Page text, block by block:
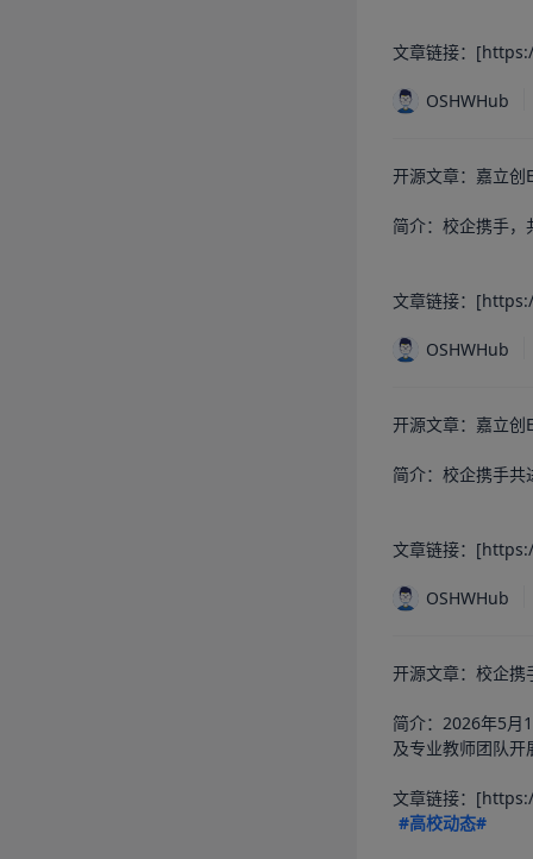
文章链接：
OSHWHub
开源文章：嘉立创
简介：校企携手
文章链接：
OSHWHub
开源文章：嘉立创
简介：校企携手
文章链接：
OSHWHub
开源文章：校企
简介：2026年5月
及专业教师团队
#高校动态#